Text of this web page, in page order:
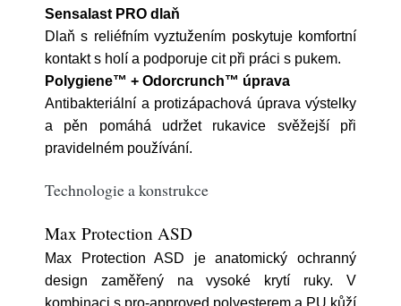
Sensalast PRO dlaň
Dlaň s reliéfním vyztužením poskytuje komfortní
kontakt s holí a podporuje cit při práci s pukem.
Polygiene™ + Odorcrunch™ úprava
Antibakteriální a protizápachová úprava výstelky
a pěn pomáhá udržet rukavice svěžejší při
pravidelném používání.
Technologie a konstrukce
Max Protection ASD
Max Protection ASD je anatomický ochranný
design zaměřený na vysoké krytí ruky. V
kombinaci s pro-approved polyesterem a PU kůží